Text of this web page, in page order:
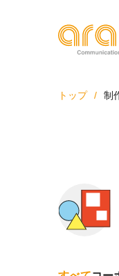
トップ 制